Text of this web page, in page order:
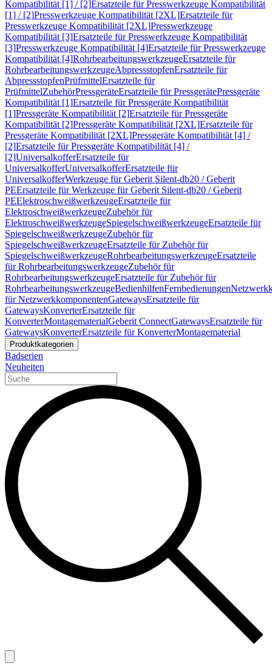
Kompatibilität [1] / [2]Ersatzteile für Presswerkzeuge Kompatibilität
[1] / [2]Presswerkzeuge Kompatibilität [2XL]Ersatzteile für
Presswerkzeuge Kompatibilität [2XL]Presswerkzeuge
Kompatibilität [3]Ersatzteile für Presswerkzeuge Kompatibilität
[3]Presswerkzeuge Kompatibilität [4]Ersatzteile für Presswerkzeuge
Kompatibilität [4]RohrbearbeitungswerkzeugeErsatzteile für
RohrbearbeitungswerkzeugeAbpressstopfenErsatzteile für
AbpressstopfenPrüfmittelErsatzteile für
PrüfmittelZubehörPressgeräteErsatzteile für PressgerätePressgeräte
Kompatibilität [1]Ersatzteile für Pressgeräte Kompatibilität
[1]Pressgeräte Kompatibilität [2]Ersatzteile für Pressgeräte
Kompatibilität [2]Pressgeräte Kompatibilität [2XL]Ersatzteile für
Pressgeräte Kompatibilität [2XL]Pressgeräte Kompatibilität [4] /
[2]Ersatzteile für Pressgeräte Kompatibilität [4] /
[2]UniversalkofferErsatzteile für
UniversalkofferUniversalkofferErsatzteile für
UniversalkofferWerkzeuge für Geberit Silent-db20 / Geberit
PEErsatzteile für Werkzeuge für Geberit Silent-db20 / Geberit
PEElektroschweißwerkzeugeErsatzteile für
ElektroschweißwerkzeugeZubehör für
ElektroschweißwerkzeugeSpiegelschweißwerkzeugeErsatzteile für
SpiegelschweißwerkzeugeZubehör für
SpiegelschweißwerkzeugeErsatzteile für Zubehör für
SpiegelschweißwerkzeugeRohrbearbeitungswerkzeugeErsatzteile
für RohrbearbeitungswerkzeugeZubehör für
RohrbearbeitungswerkzeugeErsatzteile für Zubehör für
RohrbearbeitungswerkzeugeBedienhilfenFernbedienungen
für NetzwerkkomponentenGatewaysErsatzteile für
GatewaysKonverterErsatzteile für
KonverterMontagematerialGeberit ConnectGatewaysErsatzteile für
GatewaysKonverterErsatzteile für KonverterMontagematerial
Produktkategorien
Badserien
Neuheiten